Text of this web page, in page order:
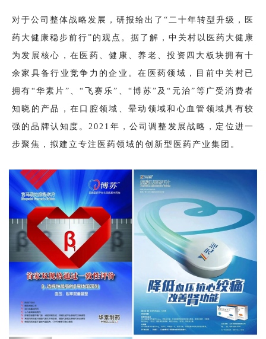
对于公司整体战略发展，研报给出了“二十年转型升级，医
药大健康稳步前行”的观点。据了解，中关村以医药大健康
为发展核心，在医药、健康、养老、投资四大板块拥有十
余家具备行业竞争力的企业。在医药领域，目前中关村已
拥有“华素片”、“飞赛乐”、“博苏”及“元治”等广受消费者
知晓的产品，在口腔领域、晕动领域和心血管领域具有较
强的品牌认知度。2021年，公司调整发展战略，定位进一
步聚焦，拟建立专注医药领域的创新型医药产业集团。